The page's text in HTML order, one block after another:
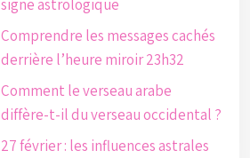
signe astrologique
Comprendre les messages cachés
derrière l’heure miroir 23h32
Comment le verseau arabe
diffère-t-il du verseau occidental ?
27 février : les influences astrales